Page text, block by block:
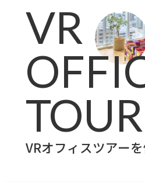
ブログ
CONTACT
お問い合わせ
VR
TOUR
VRオフィスツアー